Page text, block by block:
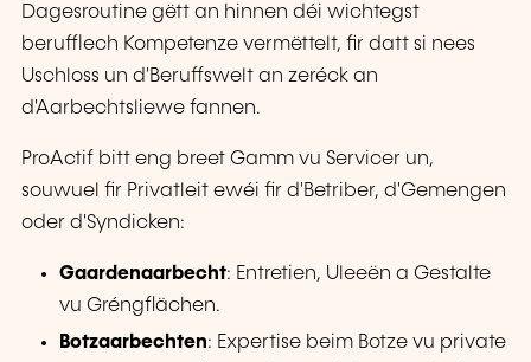
Dagesroutine gëtt an hinnen déi wichtegst
berufflech Kompetenze vermëttelt, fir datt si nees
Uschloss un d'Beruffswelt an zeréck an
d'Aarbechtsliewe fannen.
ProActif bitt eng breet Gamm vu Servicer un,
souwuel fir Privatleit ewéi fir d'Betriber, d'Gemengen
oder d'Syndicken:
Gaardenaarbecht: Entretien, Uleeën a Gestalte
vu Gréngflächen.
Botzaarbechten: Expertise beim Botze vu private